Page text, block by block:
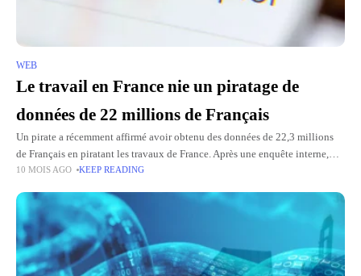
WEB
Le travail en France nie un piratage de
données de 22 millions de Français
Un pirate a récemment affirmé avoir obtenu des données de 22,3 millions
de Français en piratant les travaux de France. Après une enquête interne,
l'organisation publique a officiellement nié toute
10 MOIS AGO KEEP READING